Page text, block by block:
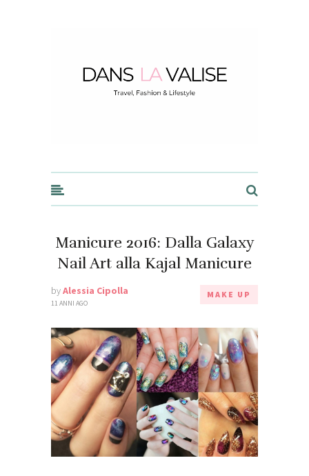
Manicure 2016: Dalla Galaxy
Nail Art alla Kajal Manicure
byAlessia Cipolla
11 ANNI AGO
MAKE UP